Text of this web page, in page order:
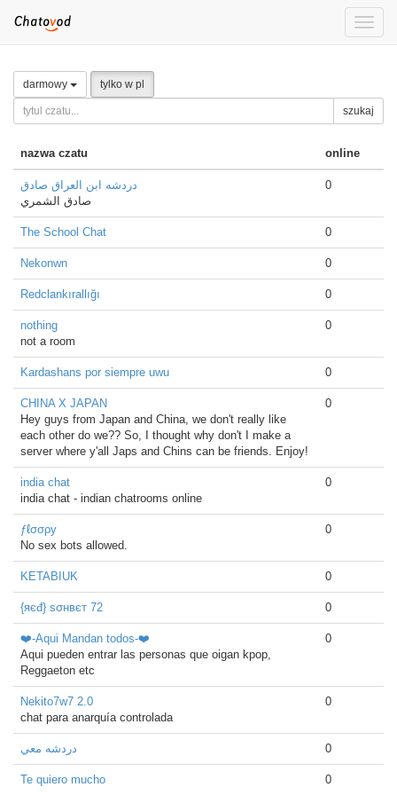
Toggle
darmowy tylko w pl
szukaj
nazwa czatu online
دردشه ابن العراق صادق
صادق الشمري
0
The School Chat 0
Nekonwn 0
Redclankırallığı 0
nothing
not a room
0
Kardashans por siempre uwu 0
CHINA X JAPAN
Hey guys from Japan and China, we don't really like
each other do we?? So, I thought why don't I make a
server where y'all Japs and Chins can be friends. Enjoy!
0
india chat
india chat - indian chatrooms online
0
ƒℓσσρу
No sex bots allowed.
0
KETABIUK 0
{яєđ} sσнвєт 72 0
❤️-Aqui Mandan todos-❤️
Aqui pueden entrar las personas que oigan kpop,
Reggaeton etc
0
Nekito7w7 2.0
chat para anarquía controlada
0
دردشه معي 0
Te quiero mucho 0